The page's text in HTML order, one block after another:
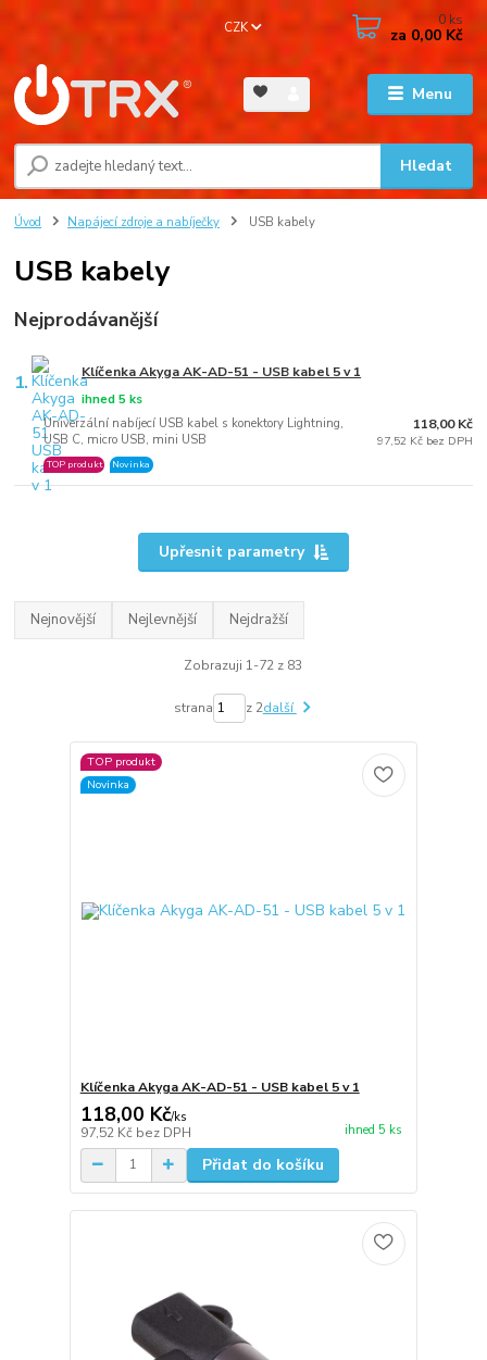
Menu
CZK
Hledat
0 ks
za 0,00 Kč
Úvod Napájecí zdroje a nabíječky USB kabely
USB kabely
Nejprodávanější
1. Klíčenka Akyga AK-AD-51 - USB kabel 5 v 1
Univerzální nabíjecí USB kabel s konektory Lightning,
USB C, micro USB, mini USB
ihned 5 ks
TOP produkt Novinka
118,00 Kč
97,52 Kč bez DPH
Upřesnit parametry
Nejnovější Nejlevnější Nejdražší
Zobrazuji 1-72 z 83
strana z 2další
TOP produkt
Novinka
Klíčenka Akyga AK-AD-51 - USB kabel 5 v 1
118,00 Kč/ks
97,52 Kč bez DPH ihned 5 ks
Přidat do košíku